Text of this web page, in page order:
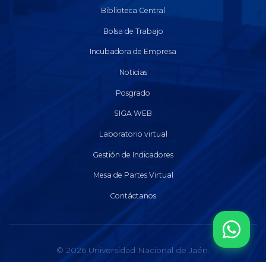
Biblioteca Central
Bolsa de Trabajo
Incubadora de Empresa
Noticias
Posgrado
SIGA WEB
Laboratorio virtual
Gestión de Indicadores
Mesa de Partes Virtual
Contáctanos
© 2026 Universidad Nacional de Jaén.